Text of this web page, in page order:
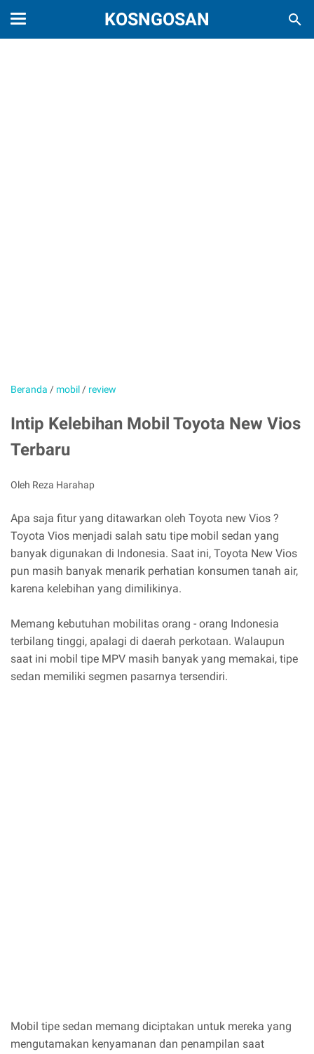
KOSNGOSAN
Beranda / mobil / review
Intip Kelebihan Mobil Toyota New Vios
Terbaru
Oleh Reza Harahap
Apa saja fitur yang ditawarkan oleh Toyota new Vios ?
Toyota Vios menjadi salah satu tipe mobil sedan yang
banyak digunakan di Indonesia. Saat ini, Toyota New Vios
pun masih banyak menarik perhatian konsumen tanah air,
karena kelebihan yang dimilikinya.
Memang kebutuhan mobilitas orang - orang Indonesia
terbilang tinggi, apalagi di daerah perkotaan. Walaupun
saat ini mobil tipe MPV masih banyak yang memakai, tipe
sedan memiliki segmen pasarnya tersendiri.
Mobil tipe sedan memang diciptakan untuk mereka yang
mengutamakan kenyamanan dan penampilan saat